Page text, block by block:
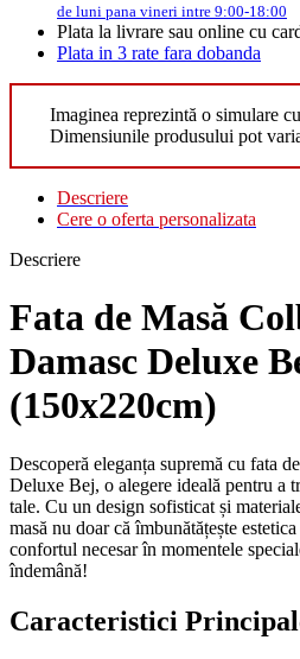
de luni pana vineri intre 9:00-18:00
Plata la livrare sau online cu
Plata in 3 rate fara dobanda
Imaginea reprezintă o simulare
Dimensiunile produsului pot
Descriere
Cere o oferta personalizata
Descriere
Fata de Masă
Damasc Deluxe
(150x220cm)
Descoperă eleganța supremă cu fata
Deluxe Bej, o alegere ideală pentru a
tale. Cu un design sofisticat și
masă nu doar că îmbunătățește
confortul necesar în momentele
îndemână!
Caracteristici